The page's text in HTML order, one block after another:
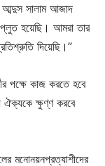
আব্দুস সালাম আজাদ
হয়েছি। আমরা তার
দিয়েছি।”
পক্ষে কাজ করতে হবে
ঐক্যকে ক্ষুণ্ণ করবে
মনোনয়নপ্রত্যাশীদের